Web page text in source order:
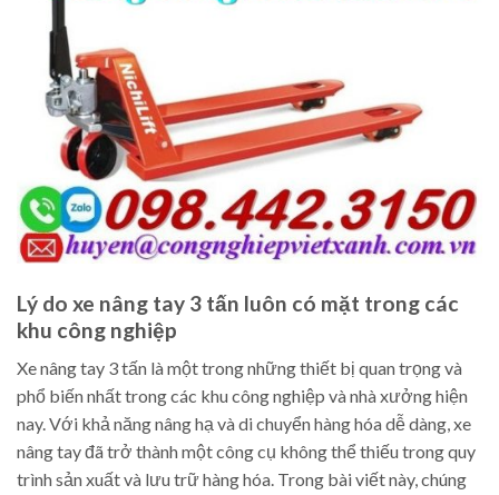
Lý do xe nâng tay 3 tấn luôn có mặt trong các
khu công nghiệp
Xe nâng tay 3 tấn là một trong những thiết bị quan trọng và
phổ biến nhất trong các khu công nghiệp và nhà xưởng hiện
nay. Với khả năng nâng hạ và di chuyển hàng hóa dễ dàng, xe
nâng tay đã trở thành một công cụ không thể thiếu trong quy
trình sản xuất và lưu trữ hàng hóa. Trong bài viết này, chúng